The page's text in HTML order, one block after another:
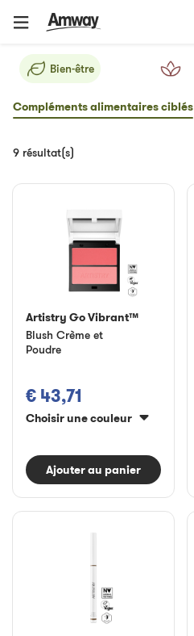
Bien-être
Compléments alimentaires ciblés
9 résultat(s)
Artistry Go Vibrant™
Blush Crème et
Poudre
€ 43,71
Choisir une couleur
Ajouter au panier